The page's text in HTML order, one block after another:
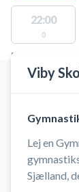
22:00
0
FACILITIES
Viby
Lej en
Sjælland,